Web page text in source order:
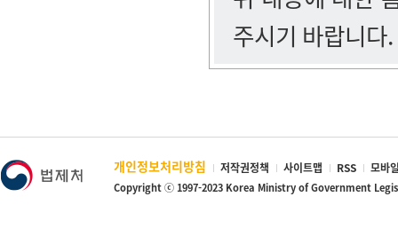
주시기 바랍니다.
개인정보처리방침 저작권정책 사이트맵 RSS 모바
Copyright ⓒ 1997-2023 Korea Ministry of Government